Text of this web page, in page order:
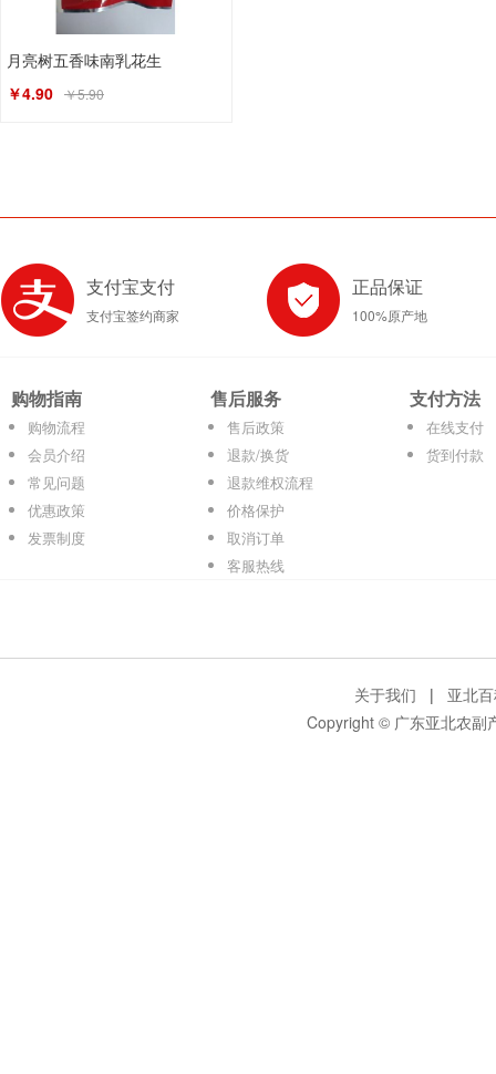
月亮树五香味南乳花生
￥4.90 ￥5.90
支付宝支付
支付宝签约商家
正品保证
100%原产地
购物指南
购物流程
会员介绍
常见问题
优惠政策
发票制度
售后服务
售后政策
退款/换货
退款维权流程
价格保护
取消订单
客服热线
支付方法
在线支付
货到付款
关于我们 | 亚北
Copyright © 广东亚北农副